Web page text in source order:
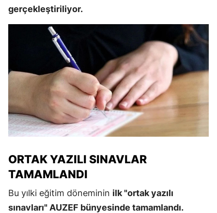
gerçekleştiriliyor.
ORTAK YAZILI SINAVLAR
TAMAMLANDI
Bu yılki eğitim döneminin ilk "ortak yazılı
sınavları" AUZEF bünyesinde tamamlandı.